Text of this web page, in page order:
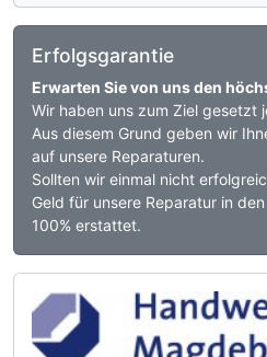
Erfolgsgarantie
Erwarten Sie von uns den
Wir haben uns zum Ziel gesetzt
Aus diesem Grund geben wir
auf unsere Reparaturen.
Sollten wir einmal nicht
Geld für unsere Reparatur in
100% erstattet.